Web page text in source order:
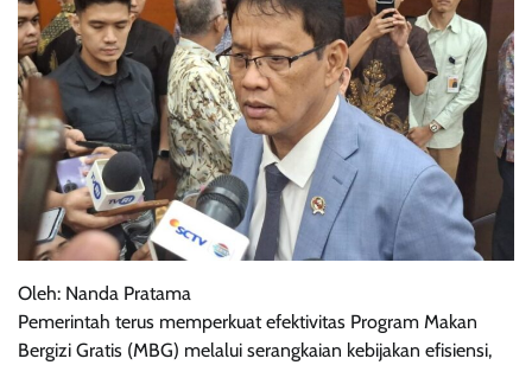
Oleh: Nanda Pratama
Pemerintah terus memperkuat efektivitas Program Makan
Bergizi Gratis (MBG) melalui serangkaian kebijakan efisiensi,